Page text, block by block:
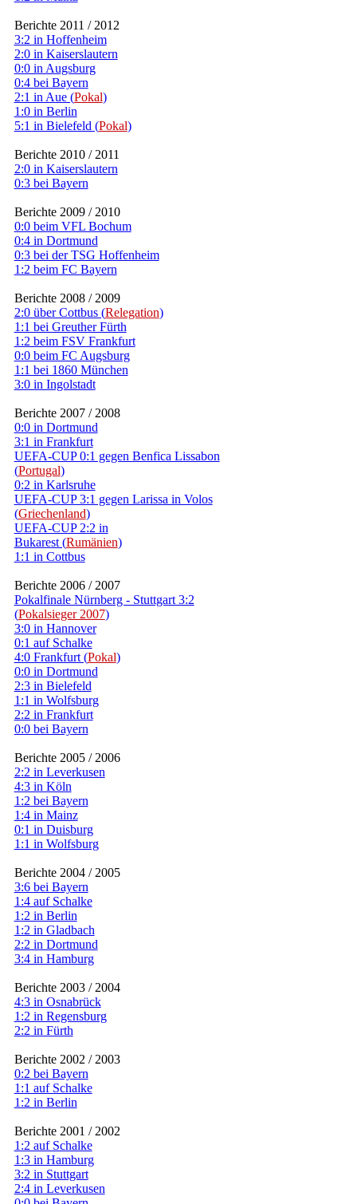
Berichte 2011 / 2012
3:2 in Hoffenheim
2:0 in Kaiserslautern
0:0 in Augsburg
0:4 bei Bayern
2:1 in Aue (Pokal)
1:0 in Berlin
5:1 in Bielefeld (Pokal)
Berichte 2010 / 2011
2:0 in Kaiserslautern
0:3 bei Bayern
Berichte 2009 / 2010
0:0 beim VFL Bochum
0:4 in Dortmund
0:3 bei der TSG Hoffenheim
1:2 beim FC Bayern
Berichte 2008 / 2009
2:0 über Cottbus (Relegation)
1:1 bei Greuther Fürth
1:2 beim FSV Frankfurt
0:0 beim FC Augsburg
1:1 bei 1860 München
3:0 in Ingolstadt
Berichte 2007 / 2008
0:0 in Dortmund
3:1 in Frankfurt
UEFA-CUP 0:1 gegen Benfica Lissabon
(Portugal)
0:2 in Karlsruhe
UEFA-CUP 3:1 gegen Larissa in Volos
(Griechenland)
UEFA-CUP 2:2 in
Bukarest (Rumänien)
1:1 in Cottbus
Berichte 2006 / 2007
Pokalfinale Nürnberg - Stuttgart 3:2
(Pokalsieger 2007)
3:0 in Hannover
0:1 auf Schalke
4:0 Frankfurt (Pokal)
0:0 in Dortmund
2:3 in Bielefeld
1:1 in Wolfsburg
2:2 in Frankfurt
0:0 bei Bayern
Berichte 2005 / 2006
2:2 in Leverkusen
4:3 in Köln
1:2 bei Bayern
1:4 in Mainz
0:1 in Duisburg
1:1 in Wolfsburg
Berichte 2004 / 2005
3:6 bei Bayern
1:4 auf Schalke
1:2 in Berlin
1:2 in Gladbach
2:2 in Dortmund
3:4 in Hamburg
Berichte 2003 / 2004
4:3 in Osnabrück
1:2 in Regensburg
2:2 in Fürth
Berichte 2002 / 2003
0:2 bei Bayern
1:1 auf Schalke
1:2 in Berlin
Berichte 2001 / 2002
1:2 auf Schalke
1:3 in Hamburg
3:2 in Stuttgart
2:4 in Leverkusen